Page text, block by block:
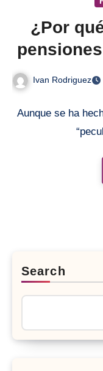
¿Por
un plan
Ivan Rodriguez
Aunque se ha
Search